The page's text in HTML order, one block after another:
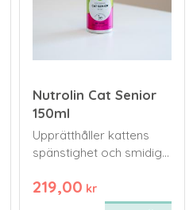
Nutrolin Cat Senior
150ml
Upprätthåller kattens
spänstighet och smidiga
pälskvaliteten.
219,00 kr